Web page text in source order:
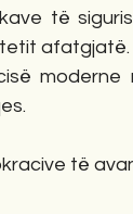
të
afatgjatë.
moderne
të